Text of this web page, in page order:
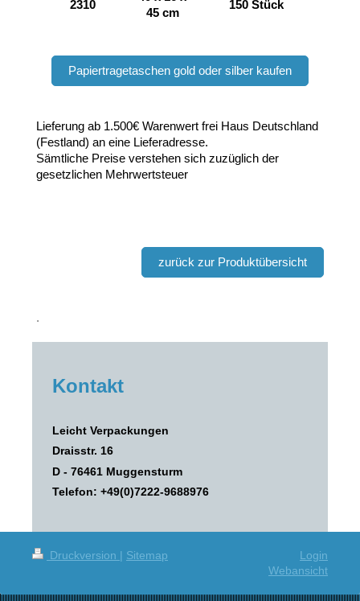
2310
45 cm
150 Stück
Papiertragetaschen gold oder silber kaufen
Lieferung ab 1.500€ Warenwert frei Haus Deutschland
(Festland) an eine Lieferadresse.
Sämtliche Preise verstehen sich zuzüglich der
gesetzlichen Mehrwertsteuer
zurück zur Produktübersicht
.
Kontakt
Leicht Verpackungen
Draisstr. 16
D - 76461 Muggensturm
Telefon: +49(0)7222-9688976
Druckversion | Sitemap
Login
Webansicht